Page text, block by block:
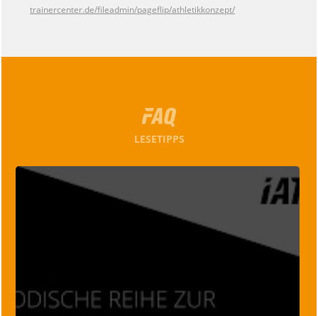
trainercenter.de/fileadmin/pageflip/athletikkonzept/
LESETIPPS